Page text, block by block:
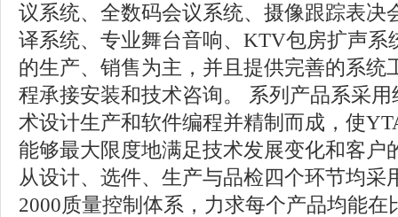
议系统、全数码会议系统、摄像跟踪表决
译系统、专业舞台音响、KTV包房扩声系
的生产、销售为主，并且提供完善的系统
程承接安装和技术咨询。 系列产品系采
术设计生产和软件编程并精制而成，使
能够最大限度地满足技术发展变化和客户
从设计、选件、生产与品检四个环节均采
2000质量控制体系，力求每个产品均能在